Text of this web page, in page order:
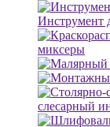
Инструмент
миксеры
слесарный